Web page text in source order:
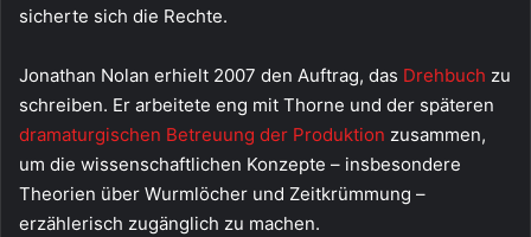
sicherte sich die Rechte.
Jonathan Nolan erhielt 2007 den Auftrag, das Drehbuch zu
schreiben. Er arbeitete eng mit Thorne und der späteren
dramaturgischen Betreuung der Produktion zusammen,
um die wissenschaftlichen Konzepte – insbesondere
Theorien über Wurmlöcher und Zeitkrümmung –
erzählerisch zugänglich zu machen.